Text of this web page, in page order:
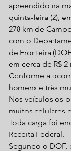
apreendido na
quinta-feira (2),
278 km de
com o
de Fronteira
em cerca de R$ 2
Conforme a
homens e três
Nos veículos os
muitos celulares
Toda carga foi
Receita Federal.
Segundo o DOF,